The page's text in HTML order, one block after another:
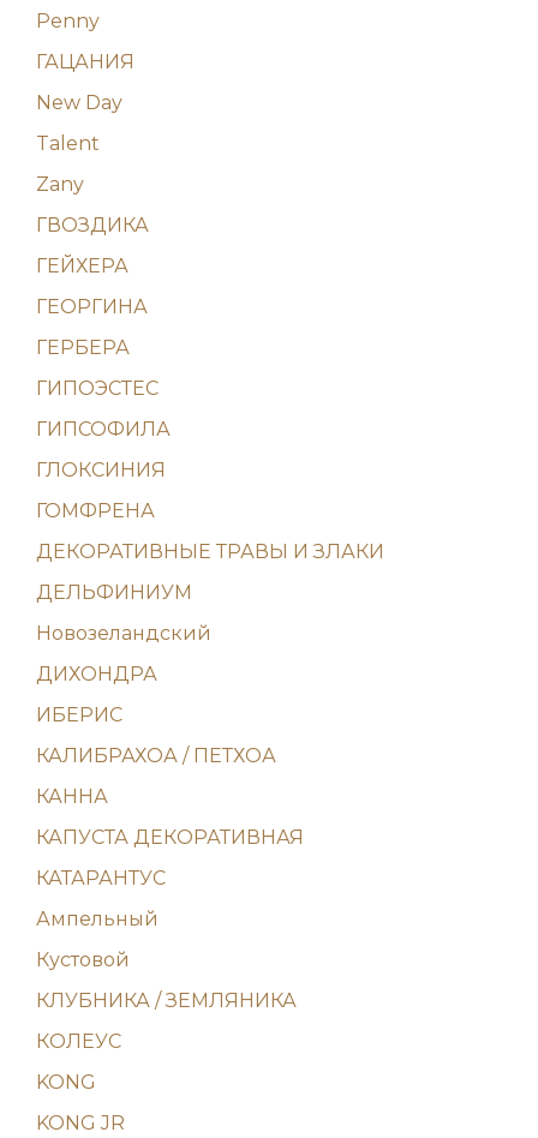
Penny
ГАЦАНИЯ
New Day
Talent
Zany
ГВОЗДИКА
ГЕЙХЕРА
ГЕОРГИНА
ГЕРБЕРА
ГИПОЭСТЕС
ГИПСОФИЛА
ГЛОКСИНИЯ
ГОМФРЕНА
ДЕКОРАТИВНЫЕ ТРАВЫ И ЗЛАКИ
ДЕЛЬФИНИУМ
Новозеландский
ДИХОНДРА
ИБЕРИС
КАЛИБРАХОА / ПЕТХОА
КАННА
КАПУСТА ДЕКОРАТИВНАЯ
КАТАРАНТУС
Ампельный
Кустовой
КЛУБНИКА / ЗЕМЛЯНИКА
КОЛЕУС
KONG
KONG JR